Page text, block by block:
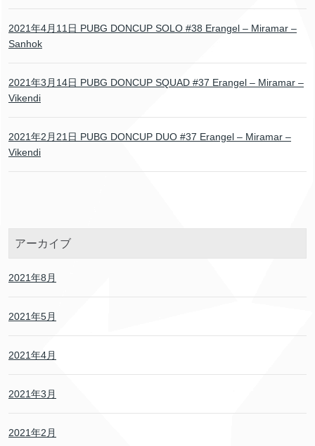
2021年4月11日 PUBG DONCUP SOLO #38 Erangel – Miramar –
Sanhok
2021年3月14日 PUBG DONCUP SQUAD #37 Erangel – Miramar –
Vikendi
2021年2月21日 PUBG DONCUP DUO #37 Erangel – Miramar –
Vikendi
アーカイブ
2021年8月
2021年5月
2021年4月
2021年3月
2021年2月